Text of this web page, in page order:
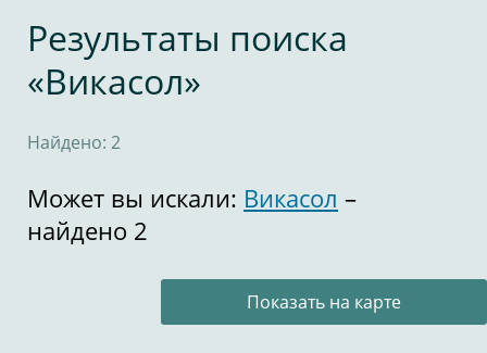
Результаты поиска
«Викасол»
Найдено: 2
Может вы искали: Викасол –
найдено 2
Показать на карте